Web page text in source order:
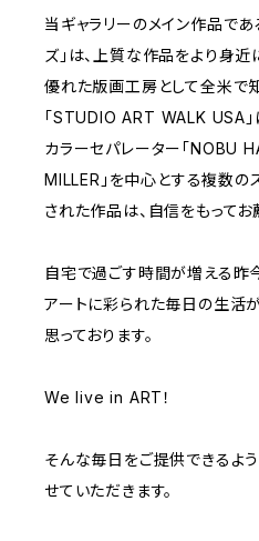
当ギャラリーのメイン作品で
ズ」は、上質な作品をより身近
優れた版画工房として全米で
「STUDIO ART WALK USA」
カラーセパレーター「NOBU
MILLER」を中心とする複数の
された作品は、自信をもってお
自宅で過ごす時間が増える昨
アートに彩られた毎日の生活
思っております。
We live in ART！
そんな毎日をご提供できるよ
せていただきます。